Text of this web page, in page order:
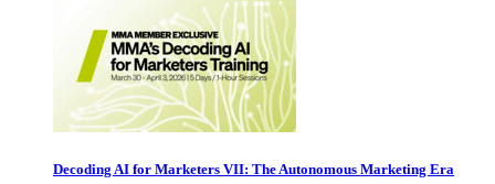
Decoding AI for Marketers VII: The Autonomous Marketing Era